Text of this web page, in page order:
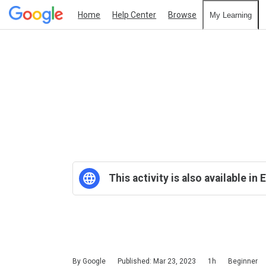
Home Help Center Browse My Learning
This activity is also available in
By Google Published: Mar 23, 2023 1h Beginner